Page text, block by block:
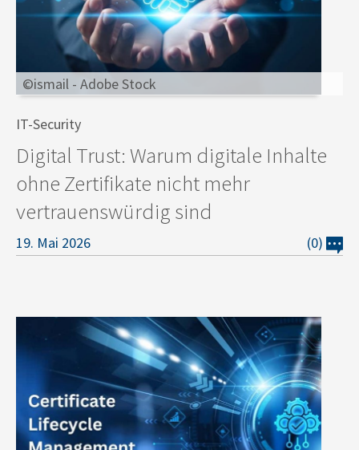
©ismail - Adobe Stock
IT-Security
Digital Trust: Warum digitale Inhalte
ohne Zertifikate nicht mehr
vertrauenswürdig sind
19. Mai 2026 (0)